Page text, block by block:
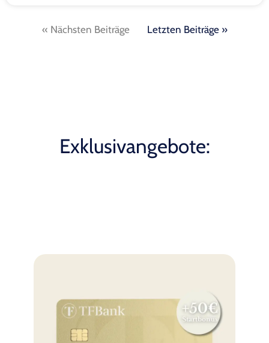
« Nächsten Beiträge Letzten Beiträge »
Exklusivangebote: